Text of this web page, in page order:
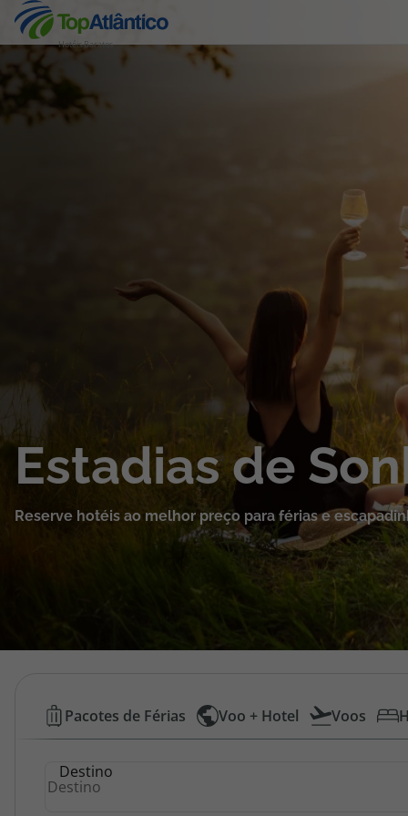
Hotéis Baratos
Destinos
Pacotes de Férias
Cruzeiros
Promoções
Área de Cliente
Estadias de
Reserve hotéis ao melhor preço para férias e
Hotéis
Baratos
Pacotes de Férias Voo + Hotel Voos
Destino